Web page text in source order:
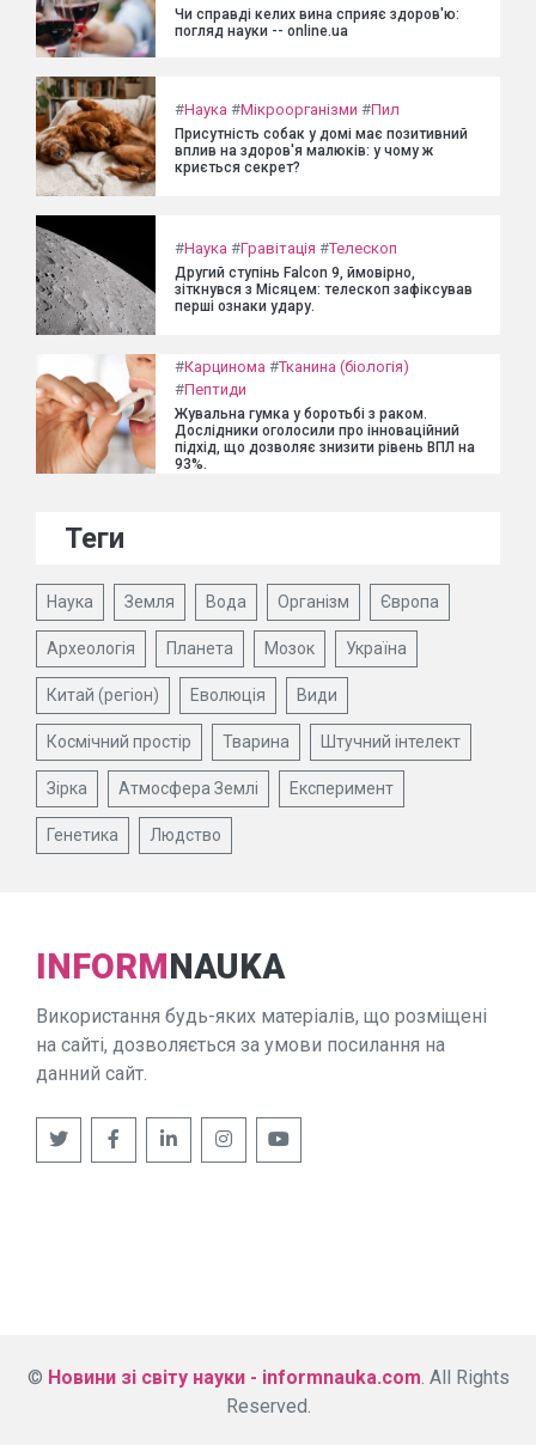
Чи справді келих вина сприяє здоров'ю:
погляд науки -- online.ua
#Наука #Мікроорганізми #Пил
Присутність собак у домі має позитивний
вплив на здоров'я малюків: у чому ж
криється секрет?
#Наука #Гравітація #Телескоп
Другий ступінь Falcon 9, ймовірно,
зіткнувся з Місяцем: телескоп зафіксував
перші ознаки удару.
#Карцинома #Тканина (біологія)
#Пептиди
Жувальна гумка у боротьбі з раком.
Дослідники оголосили про інноваційний
підхід, що дозволяє знизити рівень ВПЛ на
93%.
Теги
Наука Земля Вода Організм Європа
Археологія Планета Мозок Україна
Китай (регіон) Еволюція Види
Космічний простір Тварина Штучний інтелект
Зірка Атмосфера Землі Експеримент
Генетика Людство
INFORMNAUKA
Використання будь-яких матеріалів, що розміщені
на сайті, дозволяється за умови посилання на
данний сайт.
© Новини зі світу науки - informnauka.com. All Rights
Reserved.